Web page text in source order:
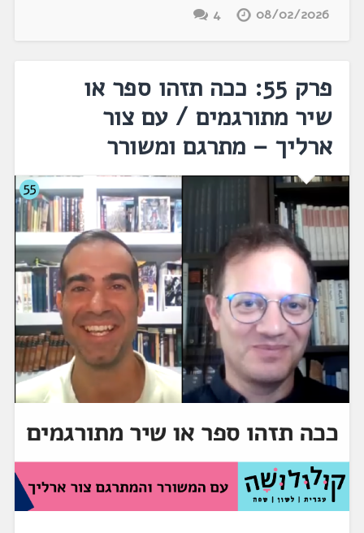
08/02/2026
4
פרק 55: ככה תזהו ספר או
שיר מתורגמים / עם צור
ארליך – מתרגם ומשורר